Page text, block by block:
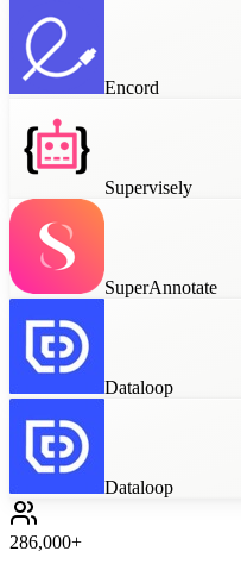
Encord
Supervisely
SuperAnnotate
Dataloop
Dataloop
286,000+